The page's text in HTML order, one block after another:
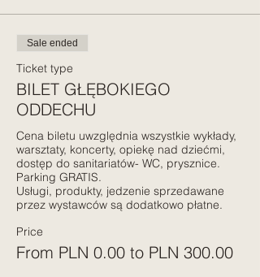
Sale ended
Ticket type
BILET GŁĘBOKIEGO
ODDECHU
Cena biletu uwzględnia wszystkie wykłady,
warsztaty, koncerty, opiekę nad dziećmi,
dostęp do sanitariatów- WC, prysznice.
Parking GRATIS.
Usługi, produkty, jedzenie sprzedawane
przez wystawców są dodatkowo płatne.
Price
From PLN 0.00 to PLN 300.00